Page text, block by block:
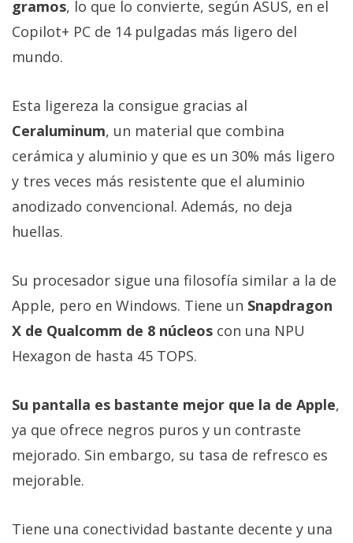
gramos, lo que lo convierte, según ASUS, en el
Copilot+ PC de 14 pulgadas más ligero del
mundo.
Esta ligereza la consigue gracias al
Ceraluminum, un material que combina
cerámica y aluminio y que es un 30% más ligero
y tres veces más resistente que el aluminio
anodizado convencional. Además, no deja
huellas.
Su procesador sigue una filosofía similar a la de
Apple, pero en Windows. Tiene un Snapdragon
X de Qualcomm de 8 núcleos con una NPU
Hexagon de hasta 45 TOPS.
Su pantalla es bastante mejor que la de Apple,
ya que ofrece negros puros y un contraste
mejorado. Sin embargo, su tasa de refresco es
mejorable.
Tiene una conectividad bastante decente y una